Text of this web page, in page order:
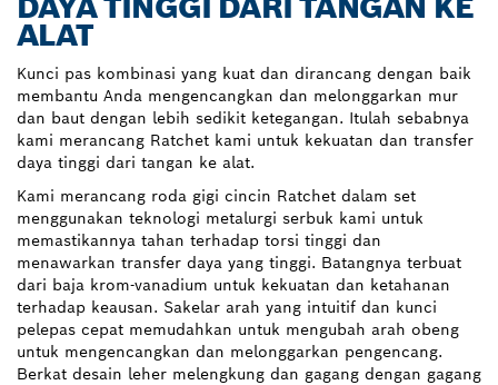
ALAT
Kunci pas kombinasi yang kuat dan dirancang dengan baik
membantu Anda mengencangkan dan melonggarkan mur
dan baut dengan lebih sedikit ketegangan. Itulah sebabnya
kami merancang Ratchet kami untuk kekuatan dan transfer
daya tinggi dari tangan ke alat.
Kami merancang roda gigi cincin Ratchet dalam set
menggunakan teknologi metalurgi serbuk kami untuk
memastikannya tahan terhadap torsi tinggi dan
menawarkan transfer daya yang tinggi. Batangnya terbuat
dari baja krom-vanadium untuk kekuatan dan ketahanan
terhadap keausan. Sakelar arah yang intuitif dan kunci
pelepas cepat memudahkan untuk mengubah arah obeng
untuk mengencangkan dan melonggarkan pengencang.
Berkat desain leher melengkung dan gagang dengan gagang